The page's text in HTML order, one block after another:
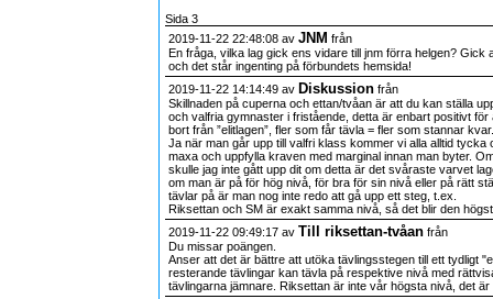
Sida 3
2019-11-22 22:48:08 av JNM från
En fråga, vilka lag gick ens vidare till jnm förra helgen? Gick
och det står ingenting på förbundets hemsida!
2019-11-22 14:14:49 av Diskussion från
Skillnaden på cuperna och ettan/tvåan är att du kan ställa
och valfria gymnaster i fristående, detta är enbart positivt
bort från ”elitlagen”, fler som får tävla = fler som stannar kvar.
Ja när man går upp till valfri klass kommer vi alla alltid
maxa och uppfylla kraven med marginal innan man byter.
skulle jag inte gått upp dit om detta är det svåraste varvet
om man är på för hög nivå, för bra för sin nivå eller på rätt
tävlar på är man nog inte redo att gå upp ett steg, t.ex.
Riksettan och SM är exakt samma nivå, så det blir den
2019-11-22 09:49:17 av Till riksettan-tvåan från
Du missar poängen.
Anser att det är bättre att utöka tävlingsstegen till ett tydligt
resterande tävlingar kan tävla på respektive nivå med
tävlingarna jämnare. Riksettan är inte vår högsta nivå, det är